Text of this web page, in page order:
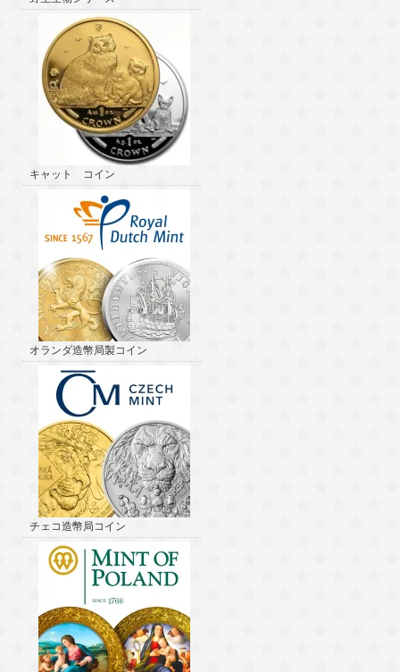
キャット コイン
オランダ造幣局製コイン
チェコ造幣局コイン